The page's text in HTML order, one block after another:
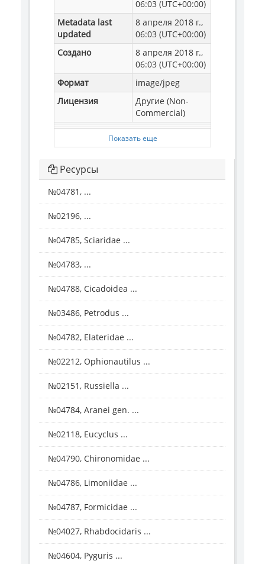
06:03 (UTC+00:00)
Metadata last
updated
8 апреля 2018 г.,
06:03 (UTC+00:00)
Создано
8 апреля 2018 г.,
06:03 (UTC+00:00)
Формат
image/jpeg
Лицензия
Другие (Non-
Commercial)
Показать еще
Ресурсы
№04781, ...
№02196, ...
№04785, Sciaridae ...
№04783, ...
№04788, Cicadoidea ...
№03486, Petrodus ...
№04782, Elateridae ...
№02212, Ophionautilus ...
№02151, Russiella ...
№04784, Aranei gen. ...
№02118, Eucyclus ...
№04790, Chironomidae ...
№04786, Limoniidae ...
№04787, Formicidae ...
№04027, Rhabdocidaris ...
№04604, Pyguris ...